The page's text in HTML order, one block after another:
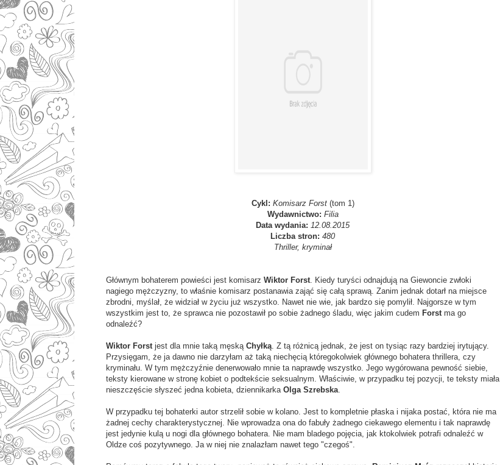
Cykl: Komisarz Forst (tom 1)
Wydawnictwo: Filia
Data wydania: 12.08.2015
Liczba stron: 480
Thriller, kryminał
Głównym bohaterem powieści jest komisarz Wiktor Forst. Kiedy turyści odnajdują na Giewoncie zwłoki
nagiego mężczyzny, to właśnie komisarz postanawia zająć się całą sprawą. Zanim jednak dotarł na miejsce
zbrodni, myślał, że widział w życiu już wszystko. Nawet nie wie, jak bardzo się pomylił. Najgorsze w tym
wszystkim jest to, że sprawca nie pozostawił po sobie żadnego śladu, więc jakim cudem Forst ma go
odnaleźć?
Wiktor Forstjest dla mnie taką męską Chyłką. Z tą różnicą jednak, że jest on tysiąc razy bardziej irytujący.
Przysięgam, że ja dawno nie darzyłam aż taką niechęcią któregokolwiek głównego bohatera thrillera, czy
kryminału. W tym mężczyźnie denerwowało mnie ta naprawdę wszystko. Jego wygórowana pewność siebie,
teksty kierowane w stronę kobiet o podtekście seksualnym. Właściwie, w przypadku tej pozycji, te teksty miała
nieszczęście słyszeć jedna kobieta, dziennikarka Olga Szrebska.
W przypadku tej bohaterki autor strzelił sobie w kolano. Jest to kompletnie płaska i nijaka postać, która nie ma
żadnej cechy charakterystycznej. Nie wprowadza ona do fabuły żadnego ciekawego elementu i tak naprawdę
jest jedynie kulą u nogi dla głównego bohatera. Nie mam bladego pojęcia, jak ktokolwiek potrafi odnaleźć w
Oldze coś pozytywnego. Ja w niej nie znalazłam nawet tego "czegoś".